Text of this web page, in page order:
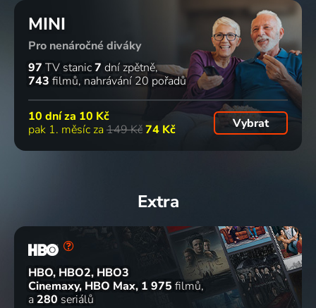
MINI
Pro nenáročné diváky
97 TV stanic7 dní zpětně
743 filmů nahrávání 20 pořadů
10 dní za 10 Kč
pak 1. měsíc za 149 Kč74 Kč Vybrat
Extra
HBO, HBO2, HBO3
Cinemaxy, HBO Max 1 975 filmů
a 280 seriálů